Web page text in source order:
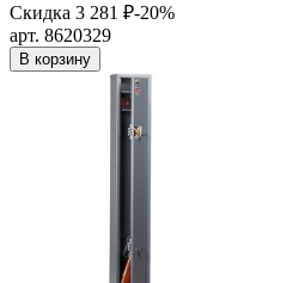
Скидка 3 281 ₽-20%
арт. 8620329
В корзину